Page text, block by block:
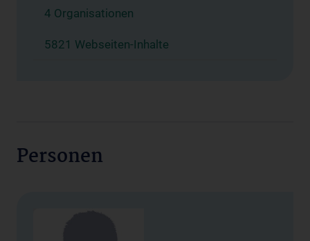
4 Organisationen
5821 Webseiten-Inhalte
Personen